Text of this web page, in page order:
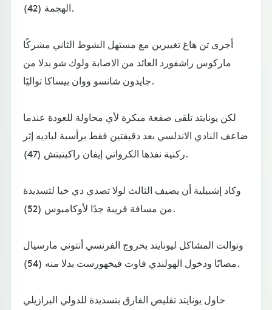
الهجمة (42).
أجرى تن هاغ تغييرين مع مستهل الشوط الثاني مشركًا
ماركوس راشفورد العائد من الاصابة ولوك شو بدلا من
جايدون شانسو ووان بيساكا تواليًا.
لكن يونايتد تلقى صفعة مبكرة لأي محاولة للعودة عندما
ضاعف النادي الاندلسي بعد دقيقتين فقط برأسية لباديه إثر
ركنية نفذها الكرواتي إيفان راكيتيتش (47).
وكاد إشبيلية أن يضيف الثالث لولا تصدي دي خيا لتسديدة
من مسافة قريبة جدًا لأوكامبوس (52).
وتوالت المشاكل ليونايتد بخروج الفرنسي أنتوني مارسيال
مصابًا ودخول الهولندي فاوت فيخهورست بدلا منه (54).
حاول يونايتد تقليص الفارق بتسديدة للدولي البرازيلي